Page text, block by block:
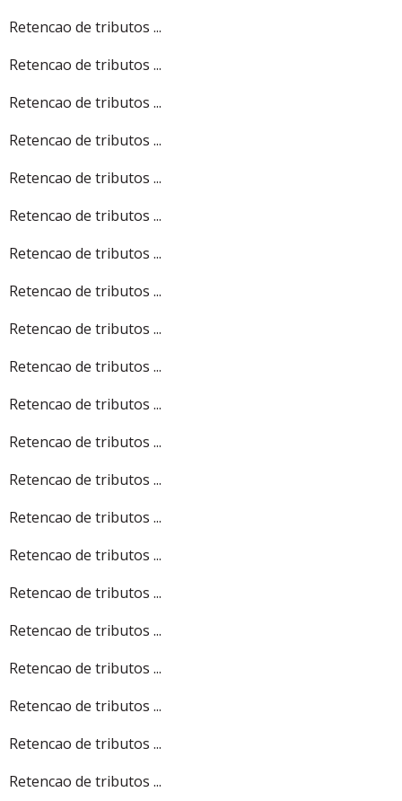
Retencao de tributos ...
Retencao de tributos ...
Retencao de tributos ...
Retencao de tributos ...
Retencao de tributos ...
Retencao de tributos ...
Retencao de tributos ...
Retencao de tributos ...
Retencao de tributos ...
Retencao de tributos ...
Retencao de tributos ...
Retencao de tributos ...
Retencao de tributos ...
Retencao de tributos ...
Retencao de tributos ...
Retencao de tributos ...
Retencao de tributos ...
Retencao de tributos ...
Retencao de tributos ...
Retencao de tributos ...
Retencao de tributos ...